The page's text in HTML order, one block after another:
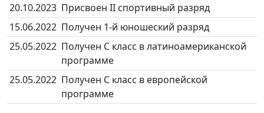
20.10.2023 Присвоен II спортивный разряд
15.06.2022 Получен 1-й юношеский разряд
25.05.2022 Получен C класс в латиноамериканской
программе
25.05.2022 Получен C класс в европейской
программе